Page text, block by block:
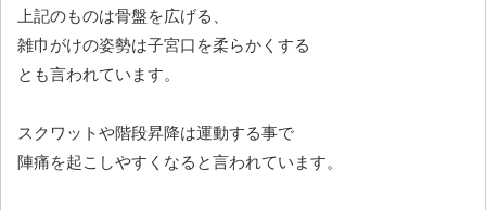
上記のものは骨盤を広げる、
雑巾がけの姿勢は子宮口を柔らかくする
とも言われています。
スクワットや階段昇降は運動する事で
陣痛を起こしやすくなると言われています。